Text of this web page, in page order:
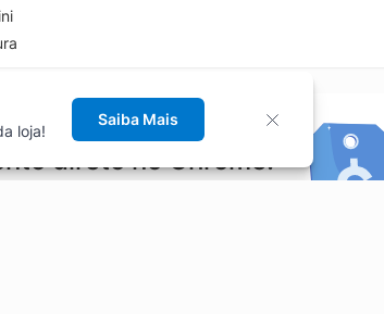
direto no Chrome!
loja!
Saiba Mais